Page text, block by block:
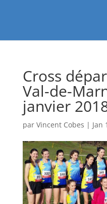
Cross
Val-de-
janvier
par Vincent Cobes | Jan